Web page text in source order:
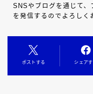
SNSやブログを通じて、
を発信するのでよろしく
ポストする シェア